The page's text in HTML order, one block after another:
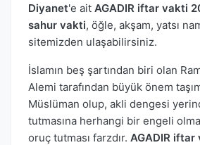
Diyanet'e ait AGADIR iftar vakti
sahur vakti, öğle, akşam, yatsı
sitemizden ulaşabilirsiniz.
İslamın beş şartından biri olan
Alemi tarafından büyük önem
Müslüman olup, akli dengesi
tutmasına herhangi bir engeli
oruç tutması farzdır. AGADIR